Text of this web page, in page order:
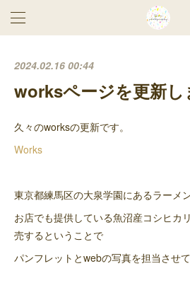
2024.02.16 00:44
worksページを更新し
久々のworksの更新です。
Works
東京都練馬区の大泉学園にあるラーメ
お店でも提供している魚沼産コシヒカ
売するということで
パンフレットとwebの写真を担当させ